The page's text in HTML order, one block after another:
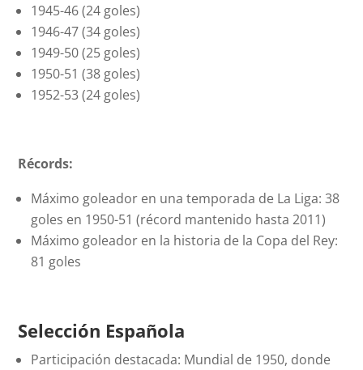
1945-46 (24 goles)
1946-47 (34 goles)
1949-50 (25 goles)
1950-51 (38 goles)
1952-53 (24 goles)
Récords:
Máximo goleador en una temporada de La Liga: 38
goles en 1950-51 (récord mantenido hasta 2011)
Máximo goleador en la historia de la Copa del Rey:
81 goles
Selección Española
Participación destacada: Mundial de 1950, donde